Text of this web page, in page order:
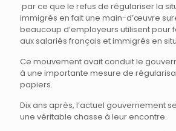
par ce que le refus de régulariser la
immigrés en fait une main-d’œuvre
beaucoup d’employeurs utilisent pour
aux salariés français et immigrés en
Ce mouvement avait conduit le
à une importante mesure de
papiers.
Dix ans après, l’actuel gouvernement
une véritable chasse à leur encontre.